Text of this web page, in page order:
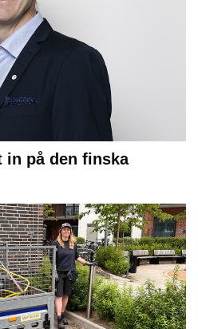
in på den finska